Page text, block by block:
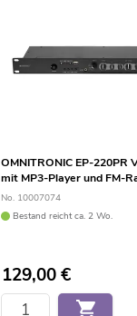
OMNITRONIC EP-220PR
mit MP3-Player und FM-
No. 10007074
Bestand reicht ca. 2 Wo.
129,00€